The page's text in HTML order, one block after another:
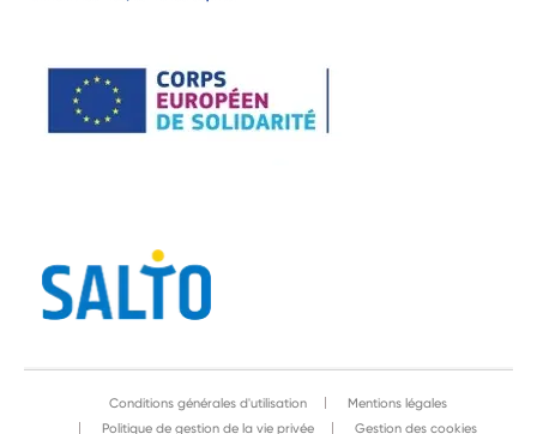
Conditions générales d'utilisation
Mentions légales
Politique de gestion de la vie privée
Gestion des cookies